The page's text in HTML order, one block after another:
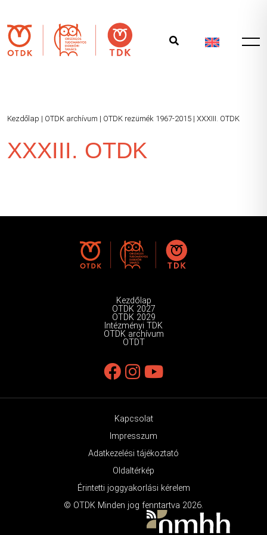
Kezdőlap | OTDK archívum | OTDK rezümék 1967-2015 | XXXIII. OTDK
XXXIII. OTDK
Kezdőlap
OTDK 2027
OTDK 2029
Intézményi TDK
OTDK archívum
OTDT
Kapcsolat
Impresszum
Adatkezelési tájékoztató
Oldaltérkép
Érintetti joggyakorlási kérelem
© OTDK Minden jog fenntartva 2026.